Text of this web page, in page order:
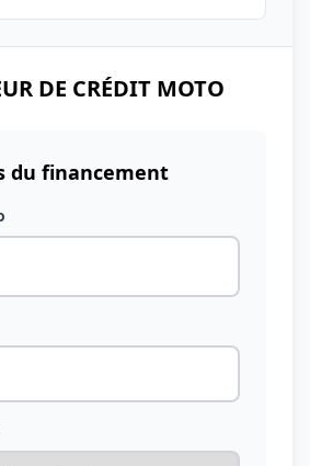
DE CRÉDIT MOTO
du financement